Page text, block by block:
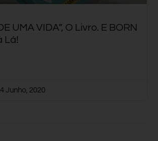
UMA VIDA”, O Livro. E BORN
Lá!
Junho, 2020